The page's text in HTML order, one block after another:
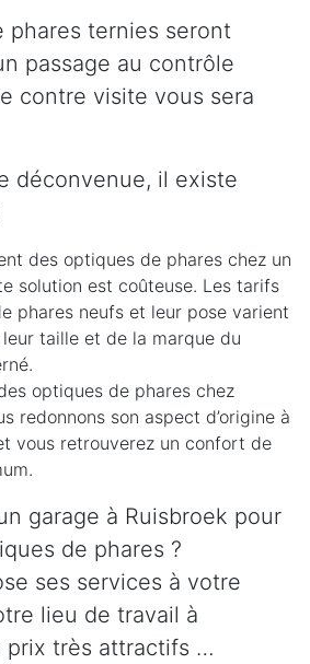
phares ternies seront
passage au contrôle
contre visite vous sera
déconvenue, il existe
des optiques de phares chez un
solution est coûteuse. Les tarifs
phares neufs et leur pose varient
taille et de la marque du
optiques de phares chez
redonnons son aspect d’origine à
vous retrouverez un confort de
garage à Ruisbroek pour
de phares ?
ses services à votre
lieu de travail à
prix très attractifs …